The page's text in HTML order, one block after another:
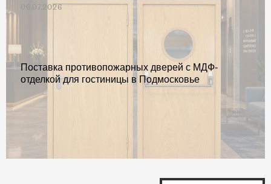
06.07.2026
Поставка противопожарных дверей с МДФ-
отделкой для гостиницы в Подмосковье